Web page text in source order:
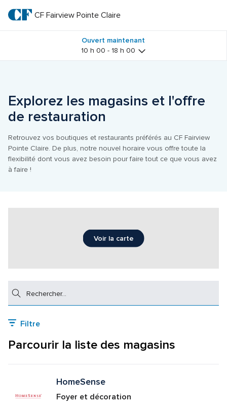
texte
principal
CF
Pointe
CF Fairview Pointe Claire
Ouvert maintenant
10 h 00 - 18 h 00
Explorez les magasins et l'offre
de restauration
Retrouvez vos boutiques et restaurants préférés au CF Fairview
Pointe Claire. De plus, notre nouvel horaire vous offre toute la
flexibilité dont vous avez besoin pour faire tout ce que vous avez
à faire !
Voir la carte
Filtre
Parcourir la liste des magasins
HomeSense
Foyer et décoration